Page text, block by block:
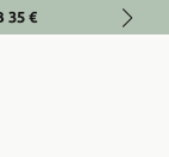
35 €